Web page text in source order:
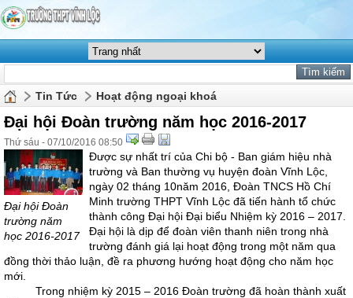
Tin Tức Hoạt động ngoại khoá
Đại hội Đoàn trường năm học 2016-2017
Thứ sáu - 07/10/2016 08:50
Đại hội Đoàn
trường năm
học 2016-2017
Được sự nhất trí của Chi bộ - Ban giám hiệu nhà
trường và Ban thường vụ huyện đoàn Vĩnh Lộc,
ngày 02 tháng 10năm 2016, Đoàn TNCS Hồ Chí
Minh trường THPT Vĩnh Lộc đã tiến hành tổ chức
thành công Đại hội Đại biểu Nhiệm kỳ 2016 – 2017.
Đại hội là dịp để đoàn viên thanh niên trong nhà
trường đánh giá lại hoạt động trong một năm qua
đồng thời thảo luận, đề ra phương hướng hoạt động cho năm học
mới.
Trong nhiệm kỳ 2015 – 2016 Đoàn trường đã hoàn thành xuất